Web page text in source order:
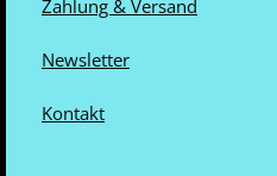
Zahlung & Versand
Newsletter
Kontakt